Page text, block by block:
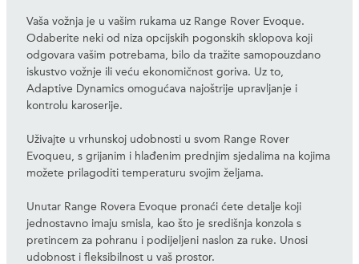
Vaša vožnja je u vašim rukama uz Range Rover Evoque.
Odaberite neki od niza opcijskih pogonskih sklopova koji
odgovara vašim potrebama, bilo da tražite samopouzdano
iskustvo vožnje ili veću ekonomičnost goriva. Uz to,
Adaptive Dynamics omogućava najoštrije upravljanje i
kontrolu karoserije.
Uživajte u vrhunskoj udobnosti u svom Range Rover
Evoqueu, s grijanim i hlađenim prednjim sjedalima na kojima
možete prilagoditi temperaturu svojim željama.
Unutar Range Rovera Evoque pronaći ćete detalje koji
jednostavno imaju smisla, kao što je središnja konzola s
pretincem za pohranu i podijeljeni naslon za ruke. Unosi
udobnost i fleksibilnost u vaš prostor.